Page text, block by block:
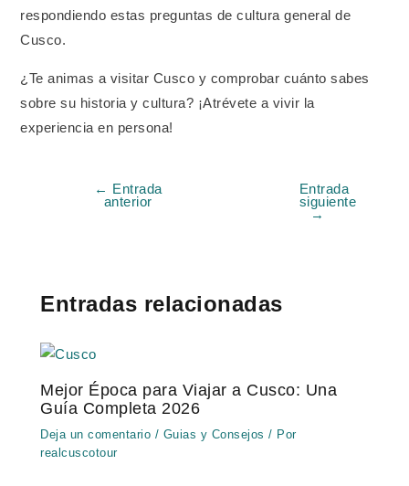
respondiendo estas preguntas de cultura general de
Cusco.
¿Te animas a visitar Cusco y comprobar cuánto sabes
sobre su historia y cultura? ¡Atrévete a vivir la
experiencia en persona!
←
Entrada
anterior
Entrada
siguiente
→
Entradas relacionadas
Mejor Época para Viajar a Cusco: Una
Guía Completa 2026
Deja un comentario / Guias y Consejos / Por
realcuscotour